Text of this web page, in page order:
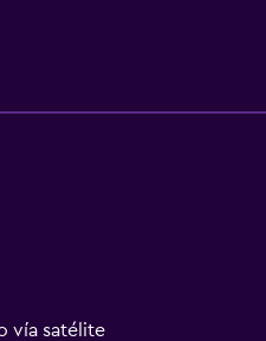
vía satélite